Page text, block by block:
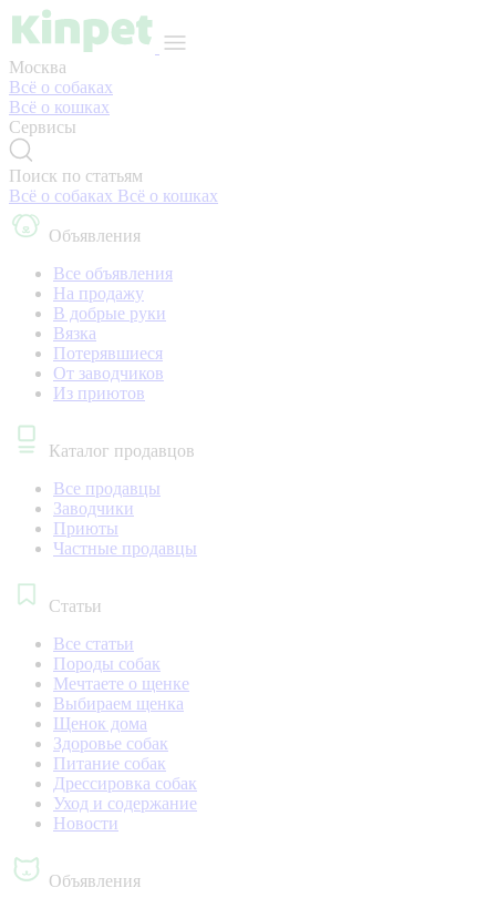
Москва
Всё о собаках
Всё о кошках
Сервисы
Поиск по статьям
Всё о собаках Всё о кошках
Объявления
Все объявления
На продажу
В добрые руки
Вязка
Потерявшиеся
От заводчиков
Из приютов
Каталог продавцов
Все продавцы
Заводчики
Приюты
Частные продавцы
Статьи
Все статьи
Породы собак
Мечтаете о щенке
Выбираем щенка
Щенок дома
Здоровье собак
Питание собак
Дрессировка собак
Уход и содержание
Новости
Объявления